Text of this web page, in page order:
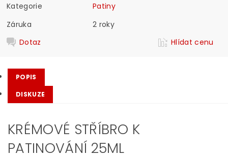
Kategorie
Patiny
Záruka
2 roky
Dotaz
Hlídat cenu
POPIS
DISKUZE
KRÉMOVÉ STŘÍBRO K
PATINOVÁNÍ 25ML